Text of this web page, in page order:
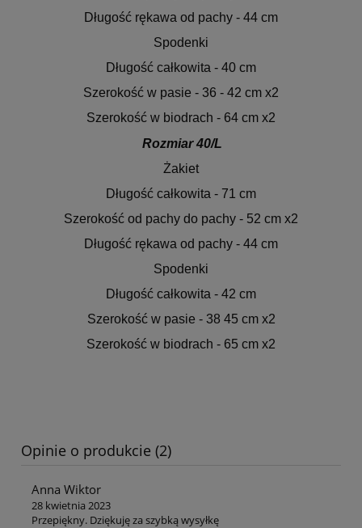
Długość rękawa od pachy - 44 cm
Spodenki
Długość całkowita - 40 cm
Szerokość w pasie - 36 - 42 cm x2
Szerokość w biodrach - 64 cm x2
Rozmiar 40/L
Żakiet
Długość całkowita - 71 cm
Szerokość od pachy do pachy - 52 cm x2
Długość rękawa od pachy - 44 cm
Spodenki
Długość całkowita - 42 cm
Szerokość w pasie - 38 45 cm x2
Szerokość w biodrach - 65 cm x2
Opinie o produkcie (2)
Anna Wiktor
28 kwietnia 2023
Przepiękny. Dziękuję za szybką wysyłkę